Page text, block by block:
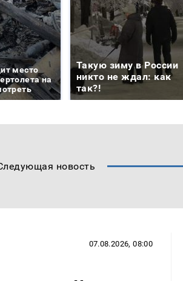
место
на
Такую зиму в России
никто не ждал: как
так?!
новость
07.08.2026, 08:00